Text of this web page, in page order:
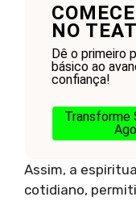
NO
Dê o primeiro
básico ao
confiança!
Transforme
Assim, a
cotidiano,